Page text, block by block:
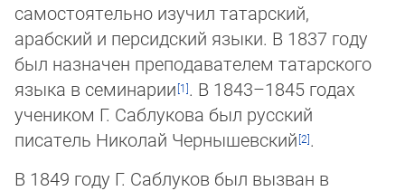
самостоятельно изучил татарский,
арабский и пер­сид­ский языки. В 1837 году
был назначен преподавателем татарского
языка в се­ми­на­рии
. В 1843–1845 годах
учеником Г. Саблукова был русский
писатель Николай Чер­ны­шев­ский
.
В 1849 году Г. Саблуков был вызван в